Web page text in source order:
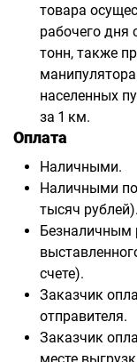
товара
рабочего дня
тонн, также
населенных
за 1 км.
Оплата
Наличными.
Наличными
тысяч рублей).
Безналичным
счете).
Заказчик
отправителя.
Заказчик